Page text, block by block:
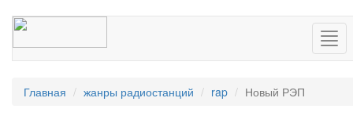
Главная жанры радиостанций rap Новый РЭП